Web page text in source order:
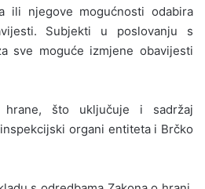
ili njegove mogućnosti odabira
Subjekti u poslovanju s
sve moguće izmjene obavijesti
hrane, što uključuje i sadržaj
organi entiteta i Brčko